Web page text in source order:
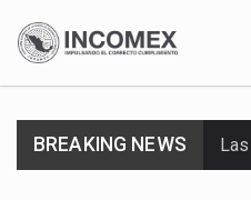
BREAKING NEWS